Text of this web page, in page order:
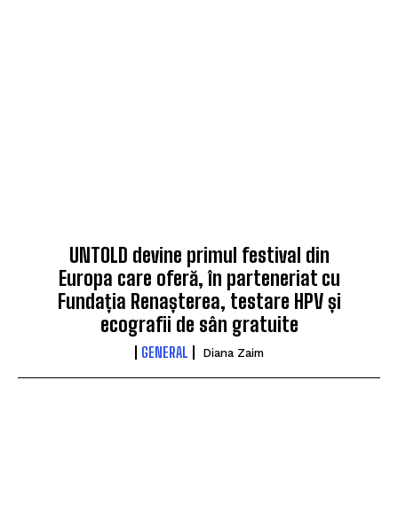
UNTOLD devine primul festival din
Europa care oferă, în parteneriat cu
Fundația Renașterea, testare HPV și
ecografii de sân gratuite
GENERAL Diana Zaim